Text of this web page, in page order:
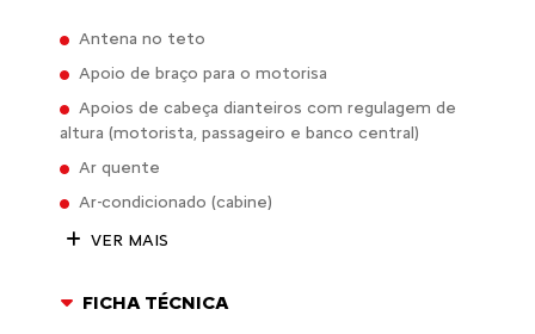
Antena no teto
Apoio de braço para o motorisa
Apoios de cabeça dianteiros com regulagem de
altura (motorista, passageiro e banco central)
Ar quente
Ar-condicionado (cabine)
VER MAIS
FICHA TÉCNICA